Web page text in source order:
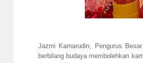
Jazmi Kamarudin, Pengurus
berbilang budaya membolehkan